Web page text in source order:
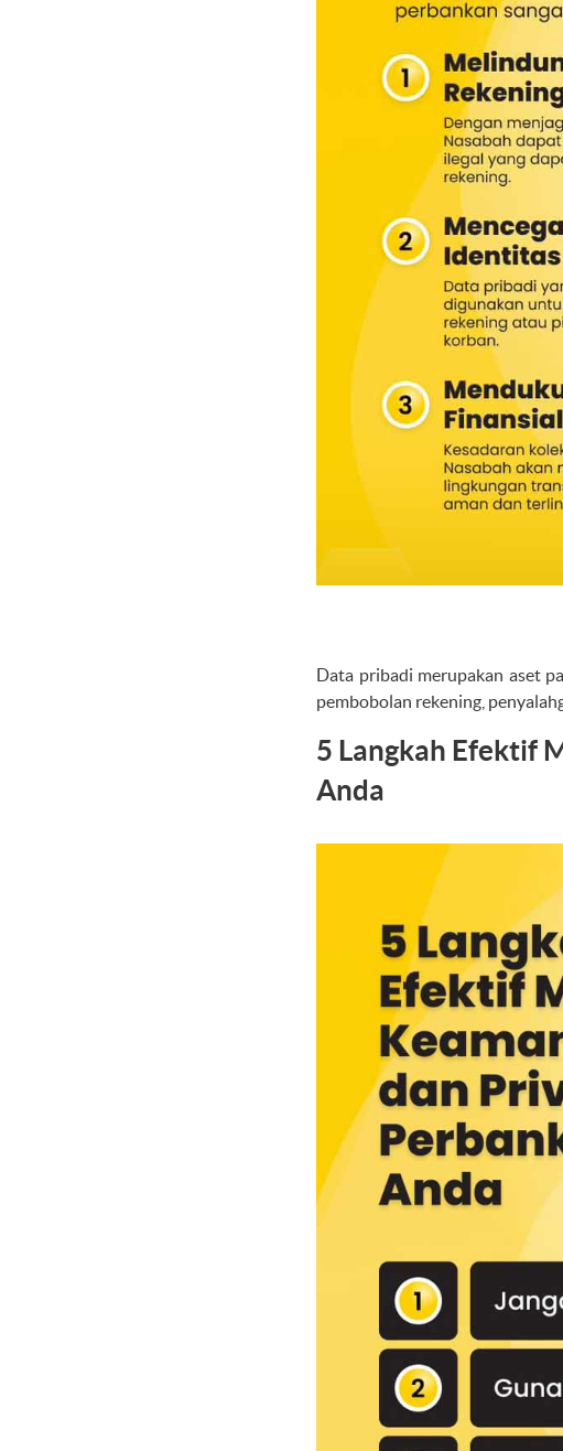
Data pribadi merupakan aset
pembobolan rekening,
5 Langkah Efektif
Anda